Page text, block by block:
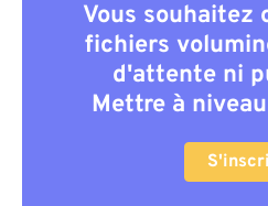
Vous souhaitez
fichiers
d'attente ni
Mettre à